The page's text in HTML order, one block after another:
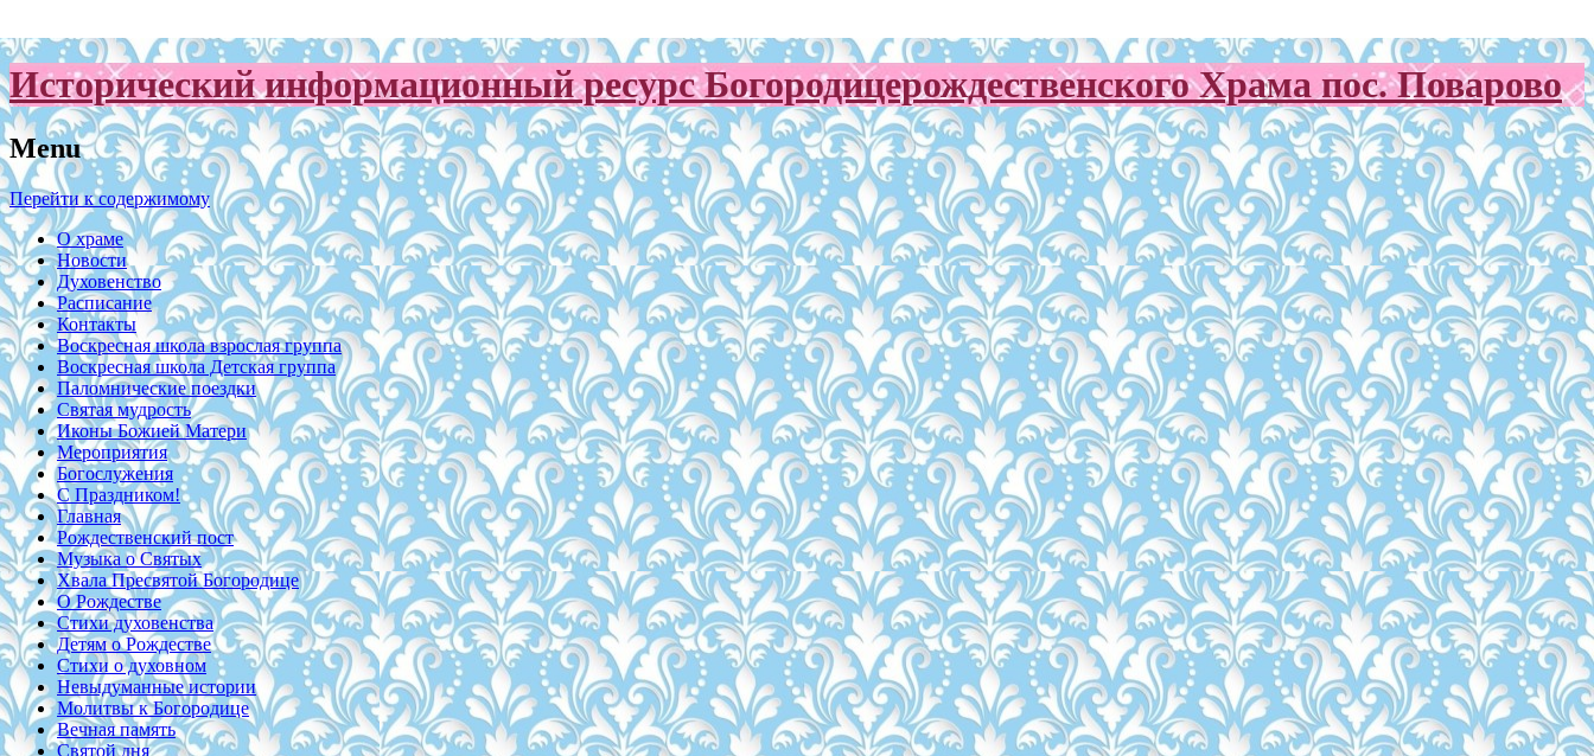
Исторический информационный ресурс Богородицерождественского Храма пос. Поварово
Menu
Перейти к содержимому
О храме
Новости
Духовенство
Расписание
Контакты
Воскресная школа взрослая группа
Воскресная школа Детская группа
Паломнические поездки
Святая мудрость
Иконы Божией Матери
Мероприятия
Богослужения
С Праздником!
Главная
Рождественский пост
Музыка о Святых
Хвала Пресвятой Богородице
О Рождестве
Стихи духовенства
Детям о Рождестве
Стихи о духовном
Невыдуманные истории
Молитвы к Богородице
Вечная память
Святой дня